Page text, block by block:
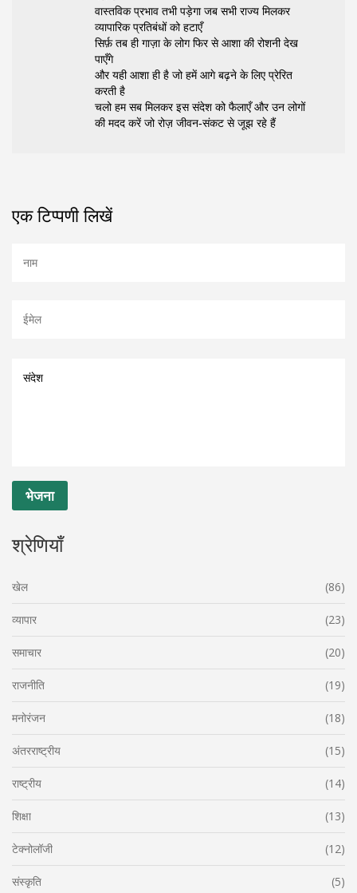
वास्तविक प्रभाव तभी पड़ेगा जब सभी राज्य मिलकर
व्यापारिक प्रतिबंधों को हटाएँ
सिर्फ़ तब ही गाज़ा के लोग फिर से आशा की रोशनी देख
पाएँगे
और यही आशा ही है जो हमें आगे बढ़ने के लिए प्रेरित
करती है
चलो हम सब मिलकर इस संदेश को फैलाएँ और उन लोगों
की मदद करें जो रोज़ जीवन‑संकट से जूझ रहे हैं
एक टिप्पणी लिखें
श्रेणियाँ
खेल (86)
व्यापार (23)
समाचार (20)
राजनीति (19)
मनोरंजन (18)
अंतरराष्ट्रीय (15)
राष्ट्रीय (14)
शिक्षा (13)
टेक्नोलॉजी (12)
संस्कृति (5)